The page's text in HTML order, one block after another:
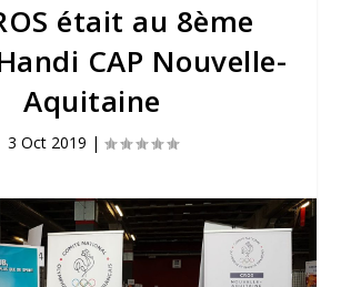
était au 8ème
CAP Nouvelle-
Aquitaine
3 Oct 2019 |